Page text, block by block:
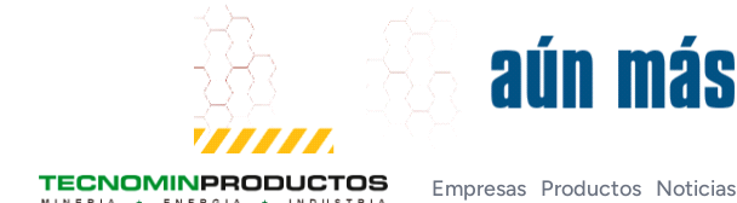
Empresas Productos Noticias